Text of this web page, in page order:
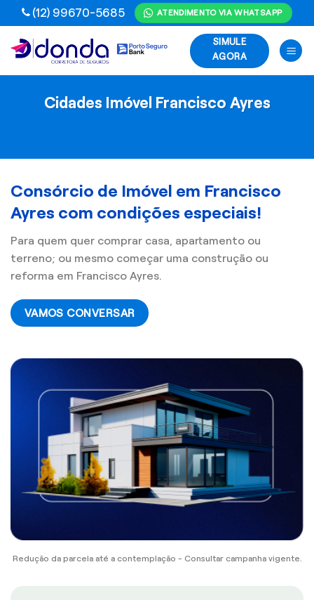
Skip
to
content
(12) 99670-5685 ATENDIMENTO VIA WHATSAPP
SIMULE
AGORA
Cidades Imóvel Francisco Ayres
Consórcio de Imóvel em Francisco
Ayres com condições especiais!
Para quem quer comprar casa, apartamento ou
terreno; ou mesmo começar uma construção ou
reforma em Francisco Ayres.
VAMOS CONVERSAR
Redução da parcela até a contemplação - Consultar campanha vigente.